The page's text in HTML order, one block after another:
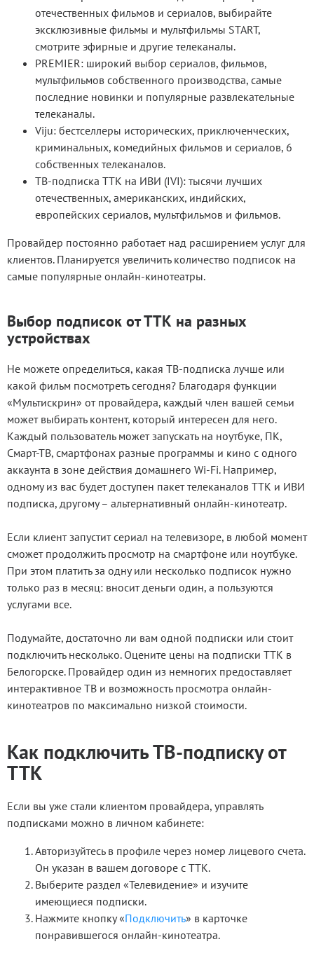
отечественных фильмов и сериалов, выбирайте
эксклюзивные фильмы и мультфильмы START,
смотрите эфирные и другие телеканалы.
PREMIER: широкий выбор сериалов, фильмов,
мультфильмов собственного производства, самые
последние новинки и популярные развлекательные
телеканалы.
Viju: бестселлеры исторических, приключенческих,
криминальных, комедийных фильмов и сериалов, 6
собственных телеканалов.
ТВ-подписка ТТК на ИВИ (IVI): тысячи лучших
отечественных, американских, индийских,
европейских сериалов, мультфильмов и фильмов.
Провайдер постоянно работает над расширением услуг для
клиентов. Планируется увеличить количество подписок на
самые популярные онлайн-кинотеатры.
Выбор подписок от ТТК на разных
устройствах
Не можете определиться, какая ТВ-подписка лучше или
какой фильм посмотреть сегодня? Благодаря функции
«Мультискрин» от провайдера, каждый член вашей семьи
может выбирать контент, который интересен для него.
Каждый пользователь может запускать на ноутбуке, ПК,
Смарт-ТВ, смартфонах разные программы и кино с одного
аккаунта в зоне действия домашнего Wi-Fi. Например,
одному из вас будет доступен пакет телеканалов ТТК и ИВИ
подписка, другому – альтернативный онлайн-кинотеатр.
Если клиент запустит сериал на телевизоре, в любой момент
сможет продолжить просмотр на смартфоне или ноутбуке.
При этом платить за одну или несколько подписок нужно
только раз в месяц: вносит деньги один, а пользуются
услугами все.
Подумайте, достаточно ли вам одной подписки или стоит
подключить несколько. Оцените цены на подписки ТТК в
Белогорске. Провайдер один из немногих предоставляет
интерактивное ТВ и возможность просмотра онлайн-
кинотеатров по максимально низкой стоимости.
Как подключить ТВ-подписку от
ТТК
Если вы уже стали клиентом провайдера, управлять
подписками можно в личном кабинете:
Авторизуйтесь в профиле через номер лицевого счета.
Он указан в вашем договоре с ТТК.
Выберите раздел «Телевидение» и изучите
имеющиеся подписки.
Нажмите кнопку «Подключить» в карточке
понравившегося онлайн-кинотеатра.